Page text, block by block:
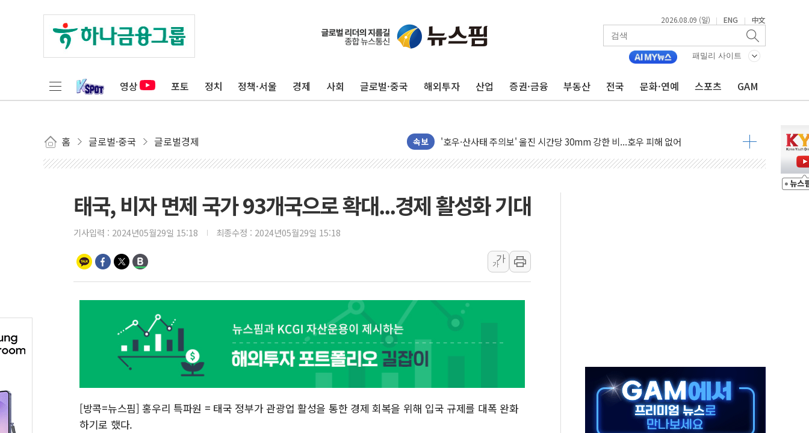
2026.08.09 (일) | ENG | 中文
패밀리 사이트
영상 포토 정치 정책·서울 경제 사회 글로벌·중국 해외투자 산업 증권·금융 부동산 전국 문화·연예 스포츠 GAM
홈 글로벌·중국 글로벌경제 속보
하나금융, 명동 소상공인에 '행복상자' 전달
인천시 광복절 현수막 '태극기 거꾸로' 논란…이틀만에 철거
홈플러스發 대형마트 판매, 역대 최대폭 감소한 9.4%↓…유통업계 양극화 심화
윤준병·이해민 의원, '정부 특사'로 콜롬비아 대통령 취임식 참석
여야, 황희 '버스 하우스' 공방…野 "청년 우롱 기괴" vs 與 "송구한 해프닝"
풀무원재단, '국제과학연극제 2026'서 어린이 과학연극 2편 수상
與 "세제개편안 8월 말 당정 조율 완료…초고가·비거주 1주택 등 여론 수렴"
경인고속도로서 차량 4대 연쇄 추돌…7세 남아 등 4명 부상
삼성전자, 美국립연구소와 영하 30도 극저온 난방기술 개발한다
[인사] 국무조정실·국무총리비서실
롯데백화점, 앰배서더 2기 모집…지역 크리에이터 확대
한수원 "폭염 속 전력수급 이상무"…김회천 사장, 원전 현장점검
박형수 의원 '선관위 견제·감독 강화' 2개 법 대표 발의
장동혁, 李 대통령에 "결혼 페널티 만든 건 이 정권…신생아 특례 대출까지 줄여"
김성회, 국민의힘에 "청년 결혼까지 정쟁 소재 삼아…청년 삶 가로막는 걸림돌"
태국, 비자 면제 국가 93개국으로 확대...경제 활성화 기대
기사입력 : 2024년05월29일 15:18 최종수정 : 2024년05월29일 15:18
가
가
[방콕=뉴스핌] 홍우리 특파원 = 태국 정부가 관광업 활성을 통한 경제 회복을 위해 입국 규제를 대폭 완화
하기로 했다.